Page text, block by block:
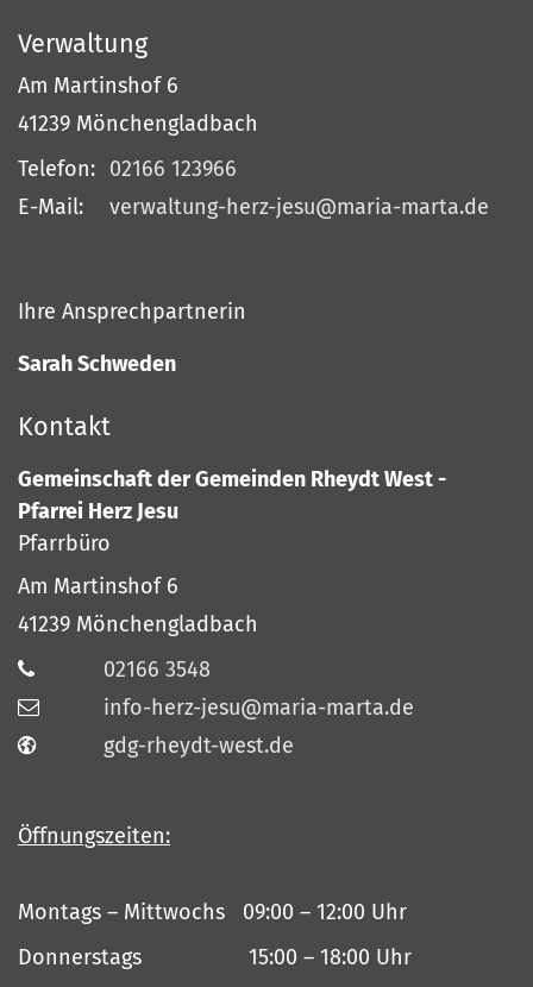
Verwaltung
Am Martinshof 6
41239 Mönchengladbach
Telefon: 02166 123966
E-Mail:
verwaltung-herz-jesu@maria-marta.de
Ihre Ansprechpartnerin
Sarah Schweden
Kontakt
Gemeinschaft der Gemeinden Rheydt West -
Pfarrei Herz Jesu
Pfarrbüro
Am Martinshof 6
41239 Mönchengladbach
02166 3548
info-herz-jesu@maria-marta.de
gdg-rheydt-west.de
Öffnungszeiten:
Montags – Mittwochs 09:00 – 12:00 Uhr
Donnerstags 15:00 – 18:00 Uhr